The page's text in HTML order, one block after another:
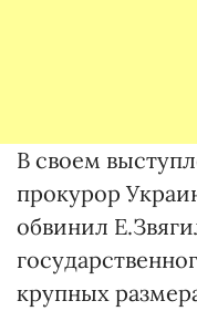
В своем
прокурор
обвинил
крупных